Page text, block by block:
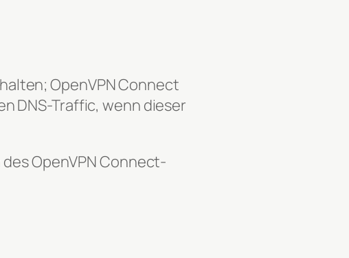
OpenVPN Connect
DNS-Traffic, wenn dieser
OpenVPN Connect-